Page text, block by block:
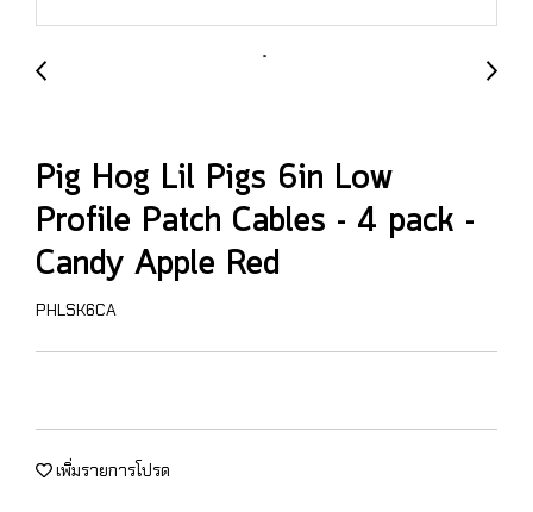
Pig Hog Lil Pigs 6in Low
Profile Patch Cables - 4 pack -
Candy Apple Red
PHLSK6CA
เพิ่มรายการโปรด